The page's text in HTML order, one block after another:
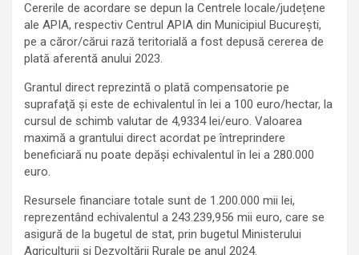
Cererile de acordare se depun la Centrele locale/județene
ale APIA, respectiv Centrul APIA din Municipiul București,
pe a căror/cărui rază teritorială a fost depusă cererea de
plată aferentă anului 2023.
Grantul direct reprezintă o plată compensatorie pe
suprafaţă și este de echivalentul în lei a 100 euro/hectar, la
cursul de schimb valutar de 4,9334 lei/euro. Valoarea
maximă a grantului direct acordat pe întreprindere
beneficiară nu poate depăşi echivalentul în lei a 280.000
euro.
Resursele financiare totale sunt de 1.200.000 mii lei,
reprezentând echivalentul a 243.239,956 mii euro, care se
asigură de la bugetul de stat, prin bugetul Ministerului
Agriculturii şi Dezvoltării Rurale pe anul 2024.